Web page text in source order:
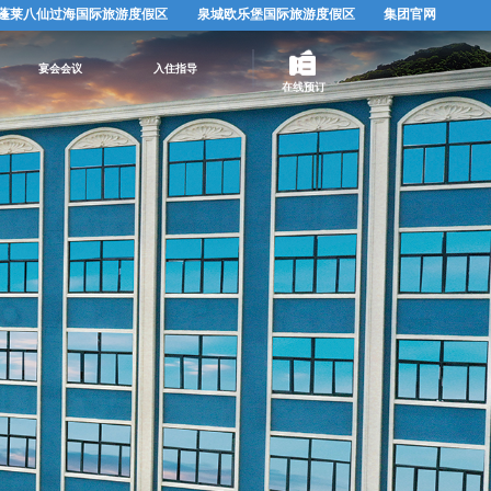
莱八仙过海国际旅游度假区 泉城欧乐堡国际旅游度假区 集团官网
宴会会议
入住指导
在线预订